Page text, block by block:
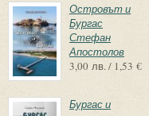
Островът и
Бургас
Стефан
Апостолов
3,00 лв. / 1,53 €
Бургас и